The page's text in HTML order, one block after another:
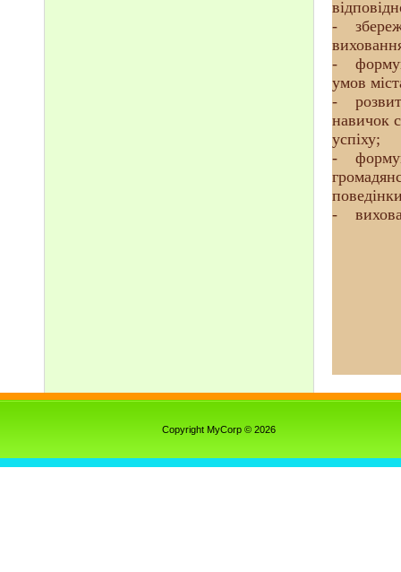
-
-
умов
-
навичок
успіху;
-
-
Copyright MyCorp © 2026